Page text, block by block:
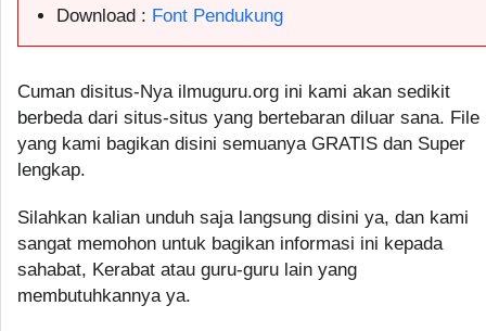
Download : Font Pendukung
Cuman disitus-Nya ilmuguru.org ini kami akan sedikit
berbeda dari situs-situs yang bertebaran diluar sana. File
yang kami bagikan disini semuanya GRATIS dan Super
lengkap.
Silahkan kalian unduh saja langsung disini ya, dan kami
sangat memohon untuk bagikan informasi ini kepada
sahabat, Kerabat atau guru-guru lain yang
membutuhkannya ya.